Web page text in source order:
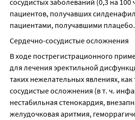
сосудистых заболеваний (0,3 на 100
пациентов, получавших
пациентами, получавшими плацебо.
Сердечно-сосудистые осложнения
В ходе пострегистрационного
для лечения эректильной
таких нежелательных явлениях,
сосудистые осложнения (в т. ч.
нестабильная стенокардия,
желудочковая аритмия,